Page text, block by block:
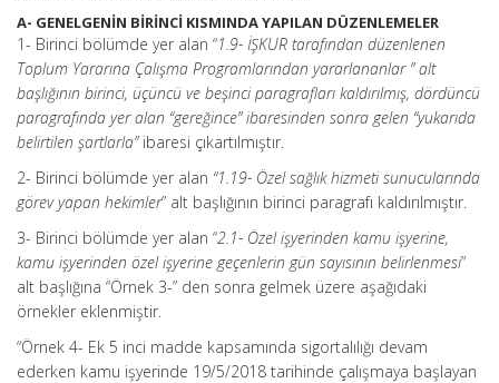
A- GENELGENİN BİRİNCİ KISMINDA YAPILAN DÜZENLEMELER
1- Birinci bölümde yer alan “1.9- İŞKUR tarafından düzenlenen
Toplum Yararına Çalışma Programlarından yararlananlar ” alt
başlığının birinci, üçüncü ve beşinci paragrafları kaldırılmış, dördüncü
paragrafında yer alan “gereğince” ibaresinden sonra gelen “yukarıda
belirtilen şartlarla”ibaresi çıkartılmıştır.
2- Birinci bölümde yer alan “1.19- Özel sağlık hizmeti sunucularında
görev yapan hekimler” alt başlığının birinci paragrafı kaldırılmıştır.
3- Birinci bölümde yer alan “2.1- Özel işyerinden kamu işyerine,
kamu işyerinden özel işyerine geçenlerin gün sayısının belirlenmesi”
alt başlığına “Örnek 3-” den sonra gelmek üzere aşağıdaki
örnekler eklenmiştir.
“Örnek 4- Ek 5 inci madde kapsamında sigortalılığı devam
ederken kamu işyerinde 19/5/2018 tarihinde çalışmaya başlayan